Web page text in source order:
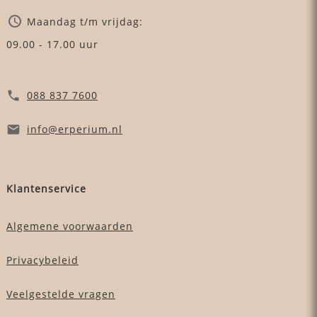
Maandag t/m vrijdag:
09.00 - 17.00 uur
088 837 7600
info@erperium.nl
Klantenservice
Algemene voorwaarden
Privacybeleid
Veelgestelde vragen